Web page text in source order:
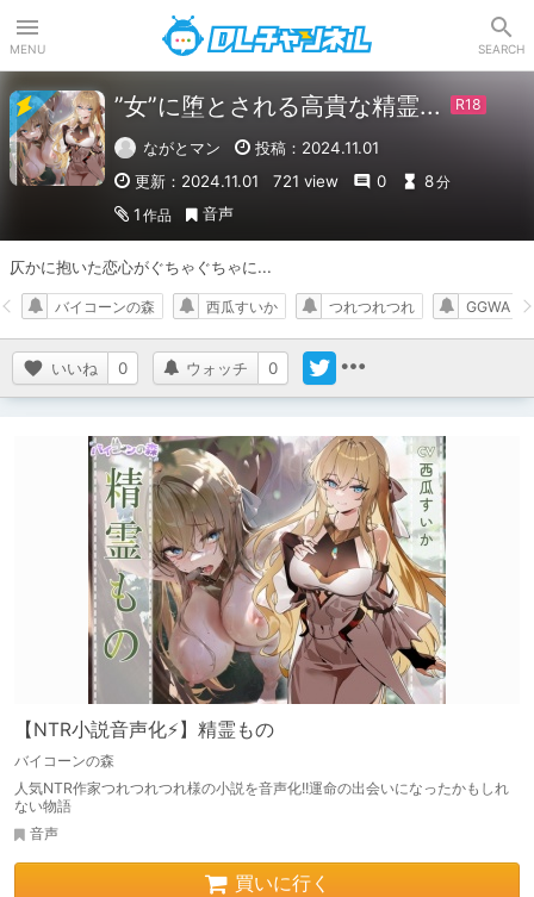
MENU SEARCH
”女”に堕とされる高貴な精霊...
ながとマン
投稿：2024.11.01
更新：2024.11.01
721 view 0 8分
1 作品 音声
仄かに抱いた恋心がぐちゃぐちゃに...
いいね 0 ウォッチ 0
バイコーンの森 西瓜すいか つれつれつれ GGWA
【NTR小説音声化⚡】精霊もの
バイコーンの森
人気NTR作家つれつれつれ様の小説を音声化!!運命の出会いになったかもしれ
ない物語
音声
買いに行く